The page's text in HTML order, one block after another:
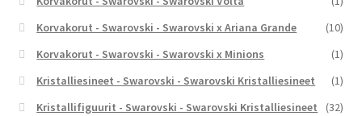
Korvakorut - Swarovski - Swarovski x Ariana Grande
(10)
Korvakorut - Swarovski - Swarovski x Minions
(1)
Kristalliesineet - Swarovski - Swarovski Kristalliesineet
(1)
Kristallifiguurit - Swarovski - Swarovski Kristalliesineet
(32)